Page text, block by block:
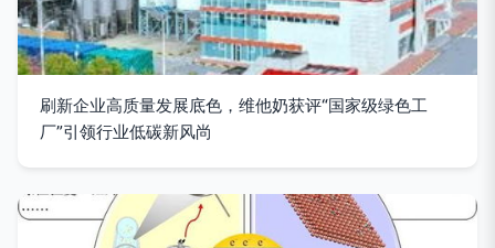
刷新企业高质量发展底色，维他奶获评“国家级绿色工
厂”引领行业低碳新风尚